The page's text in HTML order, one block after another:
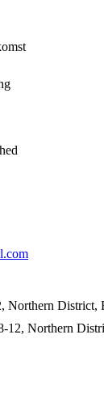
Northern District,
12, Northern